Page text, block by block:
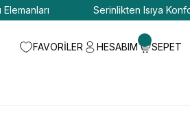
Serinlikten Isıya Konfor
FAVORİLER HESABIM SEPET